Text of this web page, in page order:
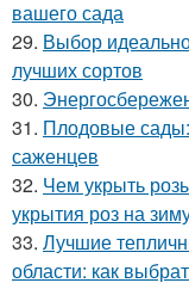
вашего сада
29. Выбор
лучших сортов
30.
31. Плодовые
саженцев
32. Чем укрыть
укрытия роз на
33. Лучшие
области: как